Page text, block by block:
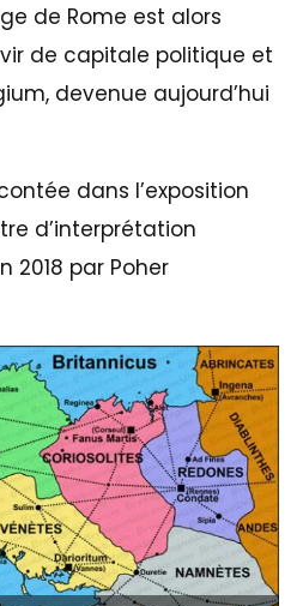
de Rome est alors
de capitale politique et
devenue aujourd’hui
dans l’exposition
d’interprétation
2018 par Poher